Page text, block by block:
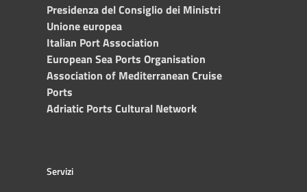
Presidenza del Consiglio dei Ministri
Unione europea
Italian Port Association
European Sea Ports Organisation
Association of Mediterranean Cruise
Ports
Adriatic Ports Cultural Network
Servizi